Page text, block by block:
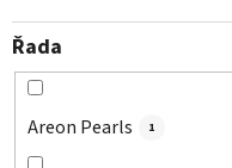
Řada
Areon Pearls 1